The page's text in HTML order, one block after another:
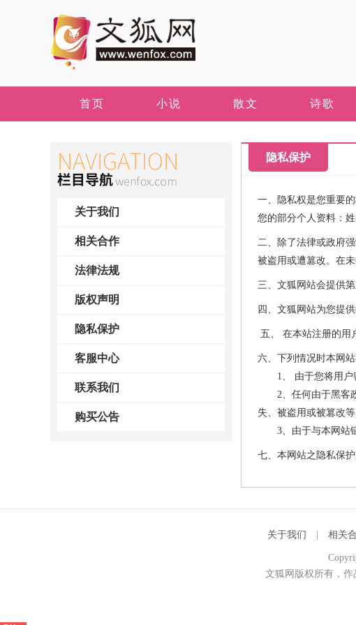
首页 小说 散文 诗歌
关于我们
相关合作
法律法规
版权声明
隐私保护
客服中心
联系我们
购买公告
隐私保护
一、隐私权是您重要
您的部分个人资料：
二、除了法律或政府
被盗用或遭篡改。在
三、文狐网站会提供
四、文狐网站为您提
五、 在本站注册的用
六、下列情况时本网
1、 由于您将用户密
2、任何由于黑客政
失、被盗用或被篡改等
3、由于与本网站链
七、本网站之隐私保
关于我们 相关
文狐网版权所有，